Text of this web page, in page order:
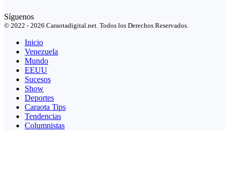
Síguenos
© 2022 - 2026 Caraotadigital.net. Todos los Derechos Reservados.
Inicio
Venezuela
Mundo
EEUU
Sucesos
Show
Deportes
Caraota Tips
Tendencias
Columnistas